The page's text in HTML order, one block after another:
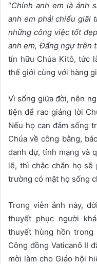
“Chính anh em là ánh
anh em phải chiếu giãi
những công việc tốt
anh em, Đấng ngự trên
tín hữu Chúa Kitô, tức
thế giới cùng với hàng
Vì sống giữa đời, nên
tiện để rao giảng lời
Nếu họ can đảm sống
Chúa về công bằng,
danh dự, tính mạng và
lẽ, thì chắc chắn họ sẽ
trường có mặt họ sống
Trong viễn ảnh này,
thuyết phục người
thuyết hùng hồn
Công đồng Vaticanô II
mời làm cho Giáo hội